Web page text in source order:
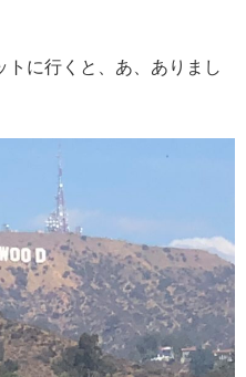
に行くと、あ、ありまし